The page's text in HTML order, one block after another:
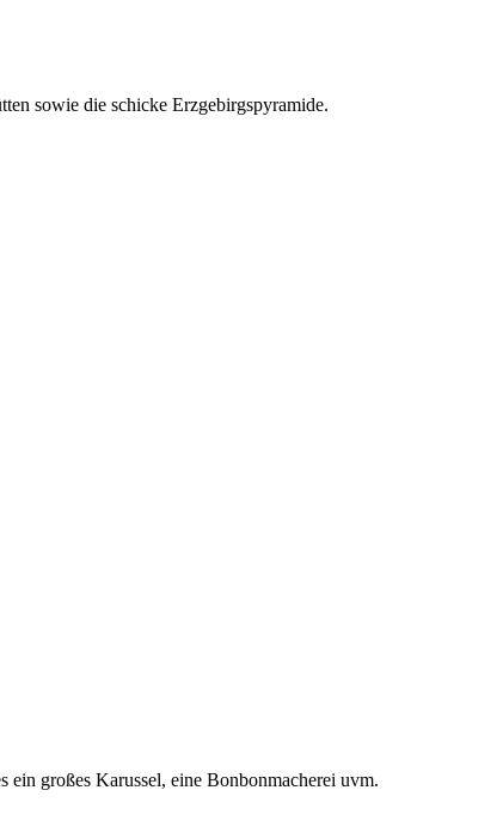
sowie die schicke Erzgebirgspyramide.
großes Karussel, eine Bonbonmacherei uvm.